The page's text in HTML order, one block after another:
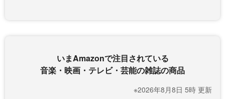
いまAmazonで注目されている
音楽・映画・テレビ・芸能の雑誌の商品
※2026年8月8日 5時 更新